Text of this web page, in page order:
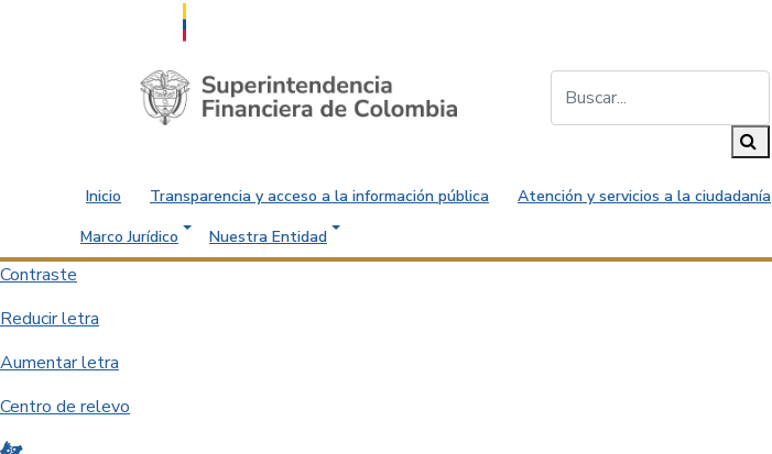
Saltar al contenido principal
Inicio Transparencia y acceso a la información pública Atención y servicios a la ciudadanía
Marco Jurídico
Nuestra Entidad
Contraste
Reducir letra
Aumentar letra
Centro de relevo